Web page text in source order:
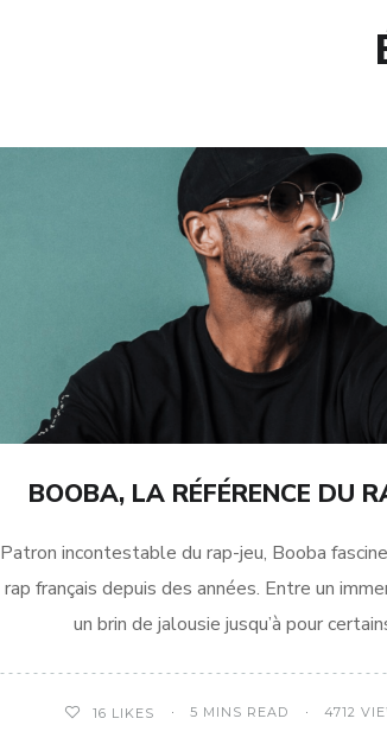
BOOBA, LA RÉFÉRENCE DU
Patron incontestable du rap-jeu, Booba
rap français depuis des années. Entre un
un brin de jalousie jusqu’à pour
16 LIKES 5 MINS READ 4712